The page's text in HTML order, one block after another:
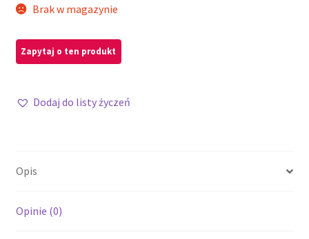
Brak w magazynie
Dodaj do listy życzeń
Opis
Opinie (0)